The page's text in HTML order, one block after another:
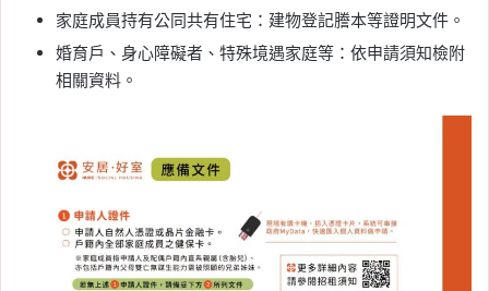
家庭成員持有公同共有住宅：建物登記謄本等證明文件。
婚育戶、身心障礙者、特殊境遇家庭等：依申請須知檢附
相關資料。